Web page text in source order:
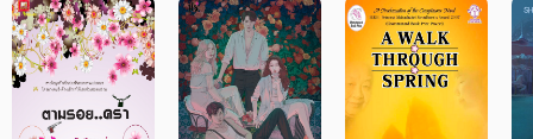
ภาษาศาสตร์
หนังสือเด็ก
การพัฒนาตนเอง